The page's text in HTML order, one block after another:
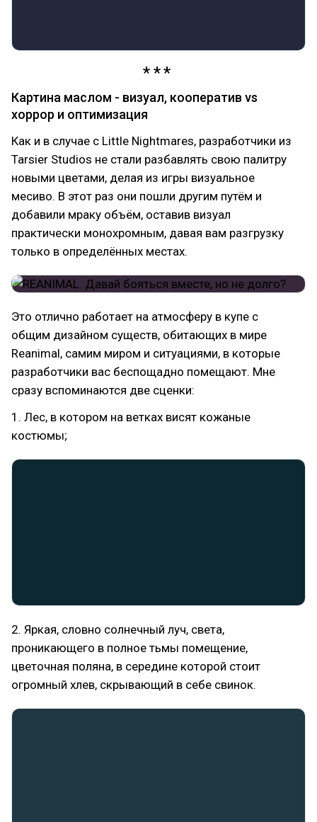
Картина маслом - визуал, кооператив vs
хоррор и оптимизация
Как и в случае с Little Nightmares, разработчики из
Tarsier Studios не стали разбавлять свою палитру
новыми цветами, делая из игры визуальное
месиво. В этот раз они пошли другим путём и
добавили мраку объём, оставив визуал
практически монохромным, давая вам разгрузку
только в определённых местах.
Это отлично работает на атмосферу в купе с
общим дизайном существ, обитающих в мире
Reanimal, самим миром и ситуациями, в которые
разработчики вас беспощадно помещают. Мне
сразу вспоминаются две сценки:
1. Лес, в котором на ветках висят кожаные
костюмы;
2. Яркая, словно солнечный луч, света,
проникающего в полное тьмы помещение,
цветочная поляна, в середине которой стоит
огромный хлев, скрывающий в себе свинок.